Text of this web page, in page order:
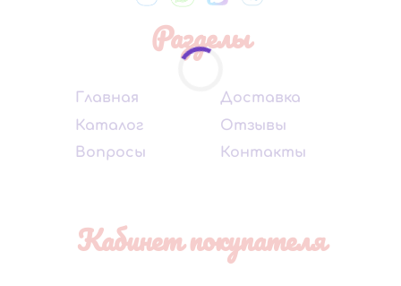
Разделы
Главная
Каталог
Вопросы
Доставка
Отзывы
Контакты
Кабинет покупателя